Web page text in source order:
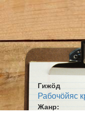
Гижӧд
Рабочӧйяс
Жанр: